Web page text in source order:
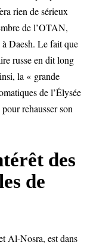
rien de sérieux
de l’OTAN,
à Daesh. Le fait que
russe en dit long
la « grande
de l’Élysée
rehausser son
des
de
Al-Nosra, est dans